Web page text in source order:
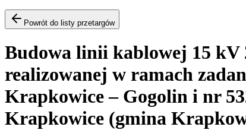
Powrót do listy przetargów
Budowa linii kablowej 15 kV
realizowanej w ramach
Krapkowice – Gogolin i nr
Krapkowice (gmina